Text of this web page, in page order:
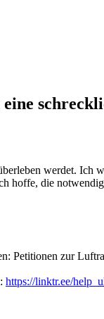
werdet. Ich
hoffe, die
Petitionen zur
https://linktr.ee/